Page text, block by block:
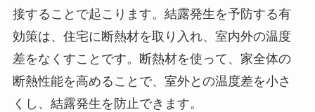
接することで起こります。結露発生を予防する有
効策は、住宅に断熱材を取り入れ、室内外の温度
差をなくすことです。断熱材を使って、家全体の
断熱性能を高めることで、室外との温度差を小さ
くし、結露発生を防止できます。